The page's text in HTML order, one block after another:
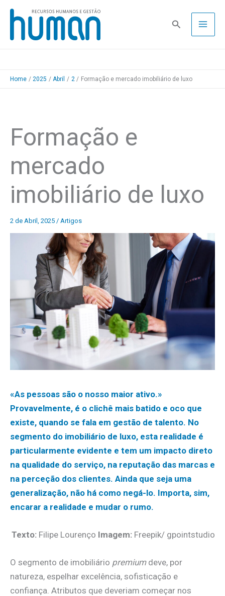
Skip
content
Pesquisa
Home 2025 Abril 2 Formação e mercado imobiliário de luxo
Formação e
mercado
imobiliário de luxo
2 de Abril, 2025 / Artigos
«As pessoas são o nosso maior ativo.»
Provavelmente, é o clichê mais batido e oco que
existe, quando se fala em gestão de talento. No
segmento do imobiliário de luxo, esta realidade é
particularmente evidente e tem um impacto direto
na qualidade do serviço, na reputação das marcas e
na perceção dos clientes. Ainda que seja uma
generalização, não há como negá-lo. Importa, sim,
encarar a realidade e mudar o rumo.
Texto: Filipe Lourenço Imagem: Freepik/ gpointstudio
O segmento de imobiliário premiumdeve, por
natureza, espelhar excelência, sofisticação e
confiança. Atributos que deveriam começar nos